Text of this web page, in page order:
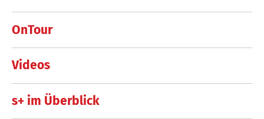
OnTour
Videos
s+ im Überblick